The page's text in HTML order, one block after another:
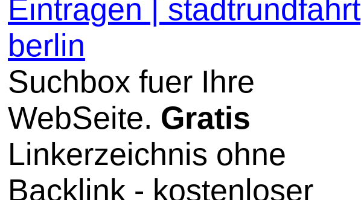
Eintragen | stadtrundfahrt
berlin
Suchbox fuer Ihre
WebSeite. Gratis
Linkerzeichnis ohne
Backlink - kostenloser